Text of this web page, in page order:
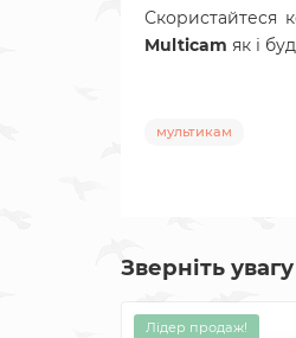
Скористайтеся
Multicam як і
мультикам
Зверніть увагу
Лідер продаж!